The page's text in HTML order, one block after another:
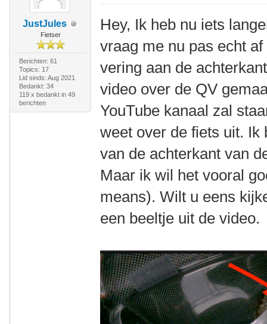
JustJules
Fietser
Berichten: 61
Topics: 17
Lid sinds: Aug 2021
Bedankt: 34
119 x bedankt in 49
berichten
Hey, Ik heb nu iets
vraag me nu pas echt
vering aan de
video over de QV
YouTube kanaal zal
weet over de fiets uit. Ik
van de achterkant van
Maar ik wil het vooral
means). Wilt u eens
een beeltje uit de video.